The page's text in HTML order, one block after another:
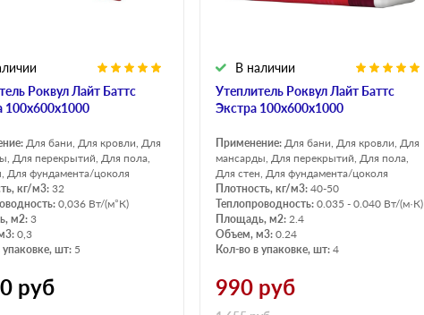
Роквул Лайт Баттс
100х600х1000
Для бани, Для кровли, Для
Для перекрытий, Для пола,
Для фундамента/цоколя
кг/м3: 32
0,036 Вт/(м°К)
м2:3
0,3
упаковке, шт: 5
руб
Утеплитель Роквул Лайт Баттс
Экстра 100х600х1000
В наличии
Применение: Для бани, Для кровли, Для
мансарды, Для перекрытий, Для пола,
Для стен, Для фундамента/цоколя
Плотность, кг/м3: 40-50
Теплопроводность: 0.035 - 0.040 Вт/(м·К)
Площадь, м2: 2.4
Объем, м3: 0.24
Кол-во в упаковке, шт: 4
990 руб